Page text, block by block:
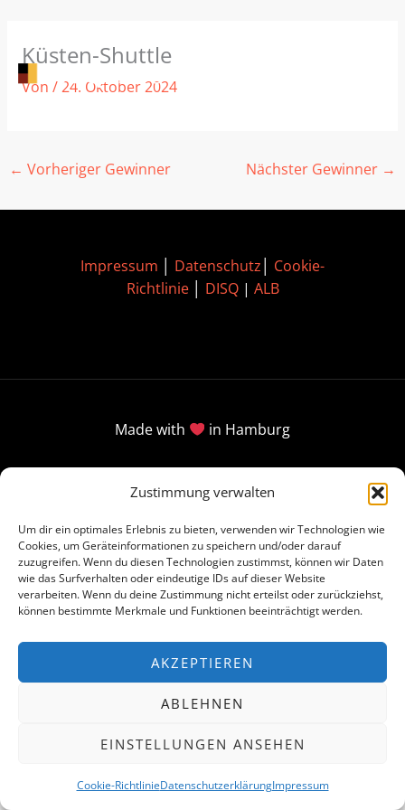
Zustimmung verwalten
Um dir ein optimales Erlebnis zu bieten, verwenden wir Technologien wie
Cookies, um Geräteinformationen zu speichern und/oder darauf
zuzugreifen. Wenn du diesen Technologien zustimmst, können wir Daten
wie das Surfverhalten oder eindeutige IDs auf dieser Website
verarbeiten. Wenn du deine Zustimmung nicht erteilst oder zurückziehst,
können bestimmte Merkmale und Funktionen beeinträchtigt werden.
AKZEPTIEREN
ABLEHNEN
EINSTELLUNGEN ANSEHEN
Cookie-RichtlinieDatenschutzerklärungImpressum
Inhalt
springen
Küsten-Shuttle
Von /24. Oktober 2024
← Vorheriger Gewinner Nächster Gewinner →
Impressum Datenschutz
Cookie-
Richtlinie│ DISQ| ALB
Made with in Hamburg